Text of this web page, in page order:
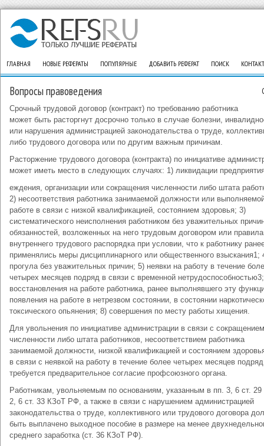
ГЛАВНАЯ НОВЫЕ РЕФЕРАТЫ ПОПУЛЯРНЫЕ ДОБАВИТЬ РЕФЕРАТ ПОИСК
Вопросы правоведения
Срочный трудовой договор (контракт) по требованию работника
может быть расторгнут досрочно только в случае болезни,
или нарушения администрацией законодательства о труде,
либо трудового договора или по другим важным причинам.
Расторжение трудового договора (контракта) по инициативе
может иметь место в следующих случаях: 1) ликвидации
еждения, организации или сокращения численности либо штата
2) несоответствия работника занимаемой должности или
работе в связи с низкой квалификацией, состоянием здоровья; 3)
систематического неисполнения работником без уважительных
обязанностей, возложенных на него трудовым договором или
внутреннего трудового распорядка при условии, что к работнику
применялись меры дисциплинарного или общественного взыскания1;
прогула без уважительных причин; 5) неявки на работу в течение
четырех месяцев подряд в связи с временной
восстановления на работе работника, ранее выполнявшего эту
появления на работе в нетрезвом состоянии, в состоянии
токсического опьянения; 8) совершения по месту работы хищения.
Для увольнения по инициативе администрации в связи с сокращением
численности либо штата работников, несоответствием работника
занимаемой должности, низкой квалификацией и состоянием
в связи с неявкой на работу в течение более четырех месяцев подряд
требуется предварительное согласие профсоюзного органа.
Работникам, увольняемым по основаниям, указанным в пп. 3, 6 ст. 29
2, 6 ст. 33 КЗоТ РФ, а также в связи с нарушением администрацией
законодательства о труде, коллективного или трудового договора
быть выплачено выходное пособие в размере на менее
среднего заработка (ст. 36 КЗоТ РФ).